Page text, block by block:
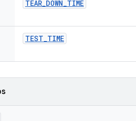
TEAR_DOWN_TIME
TEST_TIME